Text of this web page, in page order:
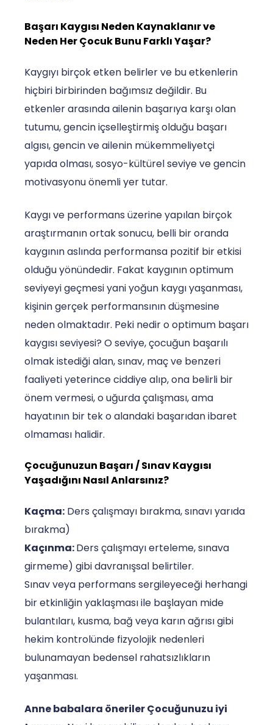
Başarı Kaygısı Neden Kaynaklanır ve
Neden Her Çocuk Bunu Farklı Yaşar?
Kaygıyı birçok etken belirler ve bu etkenlerin
hiçbiri birbirinden bağımsız değildir. Bu
etkenler arasında ailenin başarıya karşı olan
tutumu, gencin içselleştirmiş olduğu başarı
algısı, gencin ve ailenin mükemmeliyetçi
yapıda olması, sosyo-kültürel seviye ve gencin
motivasyonu önemli yer tutar.
Kaygı ve performans üzerine yapılan birçok
araştırmanın ortak sonucu, belli bir oranda
kaygının aslında performansa pozitif bir etkisi
olduğu yönündedir. Fakat kaygının optimum
seviyeyi geçmesi yani yoğun kaygı yaşanması,
kişinin gerçek performansının düşmesine
neden olmaktadır. Peki nedir o optimum başarı
kaygısı seviyesi? O seviye, çocuğun başarılı
olmak istediği alan, sınav, maç ve benzeri
faaliyeti yeterince ciddiye alıp, ona belirli bir
önem vermesi, o uğurda çalışması, ama
hayatının bir tek o alandaki başarıdan ibaret
olmaması halidir.
Çocuğunuzun Başarı / Sınav Kaygısı
Yaşadığını Nasıl Anlarsınız?
Kaçma: Ders çalışmayı bırakma, sınavı yarıda
bırakma)
Kaçınma:Ders çalışmayı erteleme, sınava
girmeme) gibi davranışsal belirtiler.
Sınav veya performans sergileyeceği herhangi
bir etkinliğin yaklaşması ile başlayan mide
bulantıları, kusma, bağ veya karın ağrısı gibi
hekim kontrolünde fizyolojik nedenleri
bulunamayan bedensel rahatsızlıkların
yaşanması.
Anne babalara önerilerÇocuğunuzu iyi